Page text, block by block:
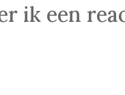
ik een